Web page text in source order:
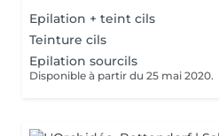
Epilation + teint cils
Teinture cils
Epilation sourcils
Disponible à partir du 25 mai 2020.